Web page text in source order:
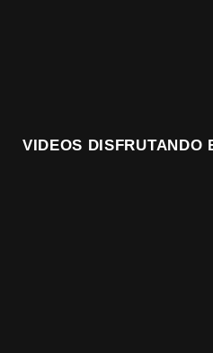
VIDEOS DISFRUTANDO